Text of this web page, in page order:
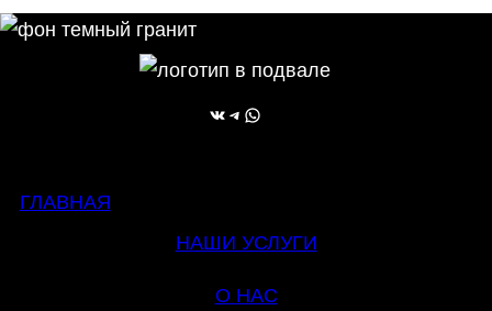
ВКонтакте Telegram WhatsApp
ГЛАВНАЯ
НАШИ УСЛУГИ
О НАС